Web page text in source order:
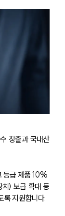
창출과 국내산
등급 제품 10%
치) 보급 확대 등
록 지원합니다.